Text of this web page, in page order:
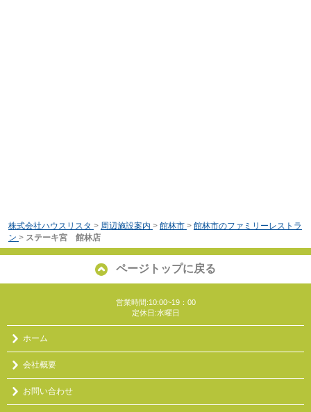
株式会社ハウスリスタ > 周辺施設案内 > 館林市 > 館林市のファミリーレストラ
ン > ステーキ宮 館林店
ページトップに戻る
営業時間:10:00~19：00
定休日:水曜日
ホーム
会社概要
お問い合わせ